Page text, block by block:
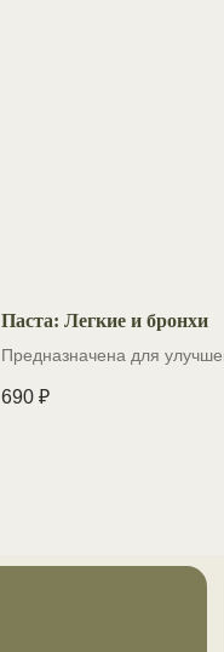
Паста: Легкие и бронхи
Предназначена для
690 ₽